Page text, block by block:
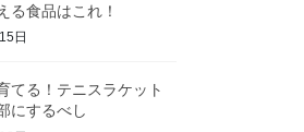
る食品はこれ！
日
てる！テニスラケット
にするべし